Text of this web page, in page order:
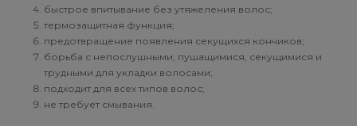
быстрое впитывание без утяжеления волос;
термозащитная функция;
предотвращение появления секущихся кончиков;
борьба с непослушными, пушащимися, секущимися и
трудными для укладки волосами;
подходит для всех типов волос;
не требует смывания.